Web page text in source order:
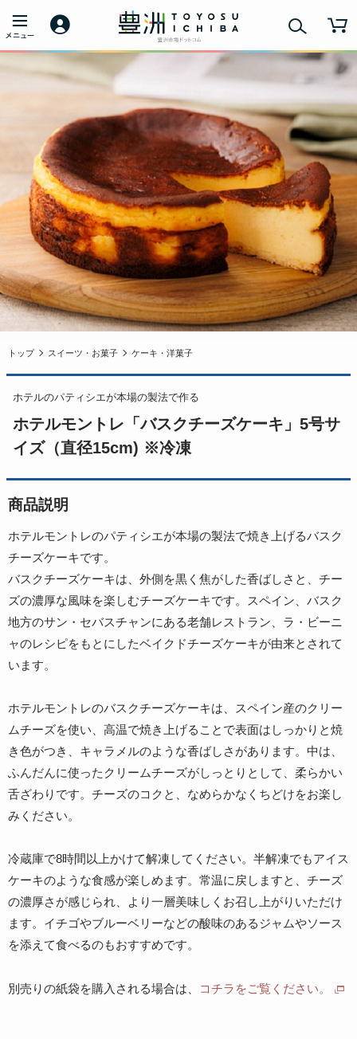
トップ スイーツ・お菓子 ケーキ・洋菓子
ホテルのパティシエが本場の製法で作る
ホテルモントレ「バスクチーズケーキ」5号サ
イズ（直径15cm) ※冷凍
商品説明
ホテルモントレのパティシエが本場の製法で焼き上げるバスク
チーズケーキです。
バスクチーズケーキは、外側を黒く焦がした香ばしさと、チー
ズの濃厚な風味を楽しむチーズケーキです。スペイン、バスク
地方のサン・セバスチャンにある老舗レストラン、ラ・ビーニ
ャのレシピをもとにしたベイクドチーズケーキが由来とされて
います。
ホテルモントレのバスクチーズケーキは、スペイン産のクリー
ムチーズを使い、高温で焼き上げることで表面はしっかりと焼
き色がつき、キャラメルのような香ばしさがあります。中は、
ふんだんに使ったクリームチーズがしっとりとして、柔らかい
舌ざわりです。チーズのコクと、なめらかなくちどけをお楽し
みください。
冷蔵庫で8時間以上かけて解凍してください。半解凍でもアイス
ケーキのような食感が楽しめます。常温に戻しますと、チーズ
の濃厚さが感じられ、より一層美味しくお召し上がりいただけ
ます。イチゴやブルーベリーなどの酸味のあるジャムやソース
を添えて食べるのもおすすめです。
別売りの紙袋を購入される場合は、 コチラをご覧ください。